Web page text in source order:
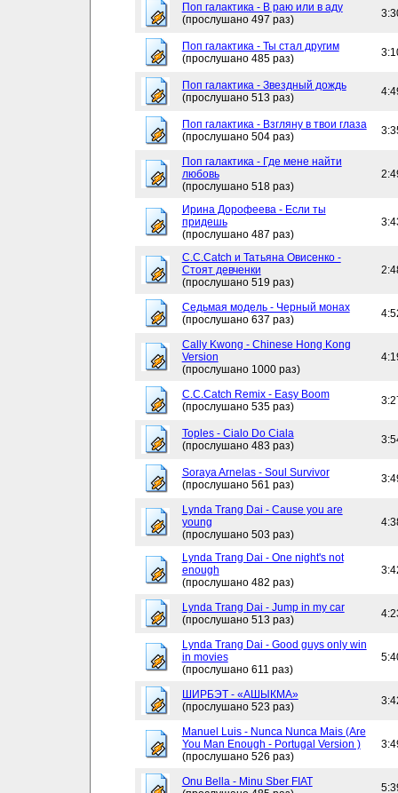
Поп галактика - В раю или в аду
(прослушано 497 раз)
Поп галактика - Ты стал другим
(прослушано 485 раз)
Поп галактика - Звездный дождь
(прослушано 513 раз)
Поп галактика - Взгляну в твои глаза
(прослушано 504 раз)
Поп галактика - Где мене найти
любовь
(прослушано 518 раз)
Ирина Дорофеева - Если ты
придешь
(прослушано 487 раз)
C.C.Catch и Татьяна Овисенко -
Стоят девченки
(прослушано 519 раз)
Седьмая модель - Черный монах
(прослушано 637 раз)
Cally Kwong - Chinese Hong Kong
Version
(прослушано 1000 раз)
C.C.Catch Remix - Easy Boom
(прослушано 535 раз)
Toples - Cialo Do Ciala
(прослушано 483 раз)
Soraya Arnelas - Soul Survivor
(прослушано 561 раз)
Lynda Trang Dai - Cause you are
young
(прослушано 503 раз)
Lynda Trang Dai - One night's not
enough
(прослушано 482 раз)
Lynda Trang Dai - Jump in my car
(прослушано 513 раз)
Lynda Trang Dai - Good guys only win
in movies
(прослушано 611 раз)
ШИРБЭТ - «АШЫКМА»
(прослушано 523 раз)
Manuel Luis - Nunca Nunca Mais (Are
You Man Enough - Portugal Version )
(прослушано 526 раз)
Onu Bella - Minu Sber FIAT